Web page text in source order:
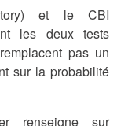
et le CBI
les deux tests
pas un
sur la probabilité
renseigne sur